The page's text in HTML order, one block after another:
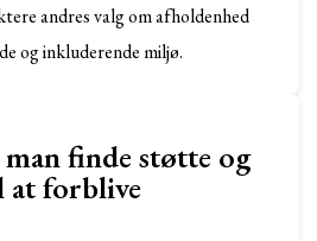
andres valg om afholdenhed
og inkluderende miljø.
finde støtte og
forblive